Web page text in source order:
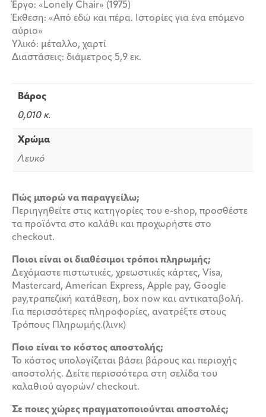
Έργο: «Lonely Chair» (1975)
Έκθεση: «Από εδώ και πέρα. Ιστορίες για ένα επόμενο
αύριο»
Υλικό: μέταλλο, χαρτί
Διαστάσεις: διάμετρος 5,9 εκ.
Βάρος
0,010 κ.
Χρώμα
Λευκό
Πώς μπορώ να παραγγείλω;
Περιηγηθείτε στις κατηγορίες του e-shop, προσθέστε
τα προϊόντα στο καλάθι και προχωρήστε στο
checkout.
Ποιοι είναι οι διαθέσιμοι τρόποι πληρωμής;
Δεχόμαστε πιστωτικές, χρεωστικές κάρτες, Visa,
Mastercard, American Express, Apple pay, Google
pay,τραπεζική κατάθεση, box now και αντικαταβολή.
Για περισσότερες πληροφορίες, ανατρέξτε στους
Τρόπους Πληρωμής.(λινκ)
Ποιο είναι το κόστος αποστολής;
Το κόστος υπολογίζεται βάσει βάρους και περιοχής
αποστολής. Δείτε περισσότερα στη σελίδα του
καλαθιού αγορών/ checkout.
Σε ποιες χώρες πραγματοποιούνται αποστολές;